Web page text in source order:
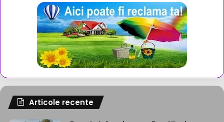
Articole recente